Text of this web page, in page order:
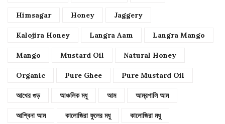
Himsagar Honey Jaggery
Kalojira Honey Langra Aam Langra Mango
Mango Mustard Oil Natural Honey
Organic Pure Ghee Pure Mustard Oil
আখের গুড় আঞ্চলিক মধু আম আম্রপালি আম
আশ্বিনা আম কালোজিরা ফুলের মধু কালোজিরা মধু